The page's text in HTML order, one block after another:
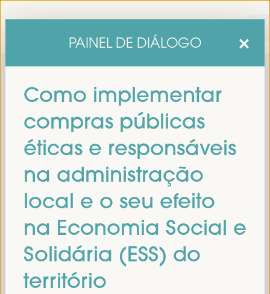
sexta edição do Fórum Mundial para o Desenvolvimento
Económico Local
será realizada de1 a 4 de abril de 2025 em
Programa
PAINEL DE DIÁLOGO
Como implementar
compras públicas
éticas e responsáveis
na administração
local e o seu efeito
na Economia Social e
Solidária (ESS) do
território